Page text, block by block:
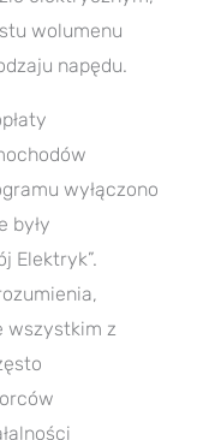
wolumenu
napędu.
wyłączono
były
Elektryk”.
wszystkim z